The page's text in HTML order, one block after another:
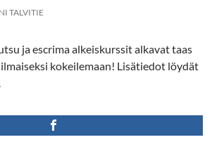
TALVITIE
ja escrima alkeiskurssit alkavat taas
kokeilemaan! Lisätiedot löydät